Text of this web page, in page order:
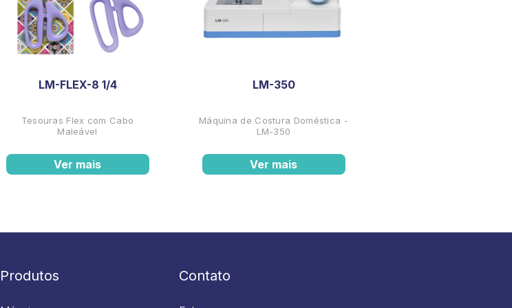
LM-FLEX-8 1/4
Tesouras Flex com Cabo
Maleável
Ver mais
LM-350
Máquina de Costura Doméstica -
LM-350
Ver mais
Produtos Contato